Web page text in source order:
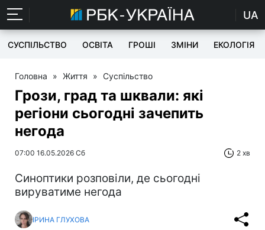
UA
СУСПІЛЬСТВО ОСВІТА ГРОШІ ЗМІНИ ЕКОЛОГІЯ
Головна » Життя » Суспільство
Грози, град та шквали: які
регіони сьогодні зачепить
негода
07:00 16.05.2026 Сб 2 хв
Синоптики розповіли, де сьогодні
вируватиме негода
ІРИНА ГЛУХОВА